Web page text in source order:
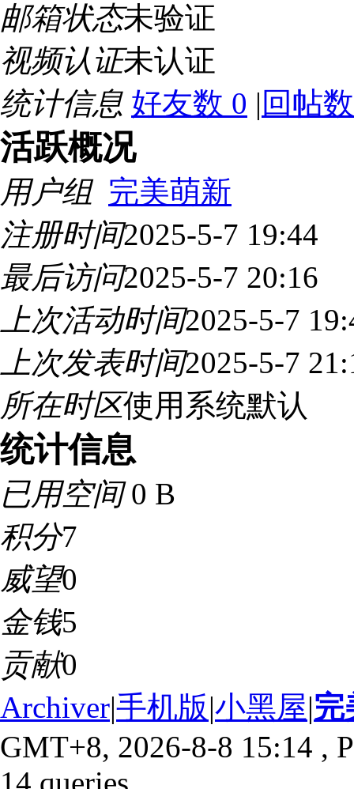
邮箱状态未验证
视频认证未认证
统计信息 好友数 0 | 回帖
活跃概况
用户组 完美萌新
注册时间2025-5-7 19:44
最后访问2025-5-7 20:16
上次活动时间2025-5-7
上次发表时间2025-5-7
所在时区使用系统默认
统计信息
已用空间0 B
积分7
威望0
金钱5
贡献0
Archiver|手机版|小黑屋|完
GMT+8, 2026-8-8 15:14 ,